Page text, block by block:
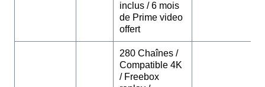
inclus / 6 mois
de Prime video
offert
280 Chaînes /
Compatible 4K
/ Freebox